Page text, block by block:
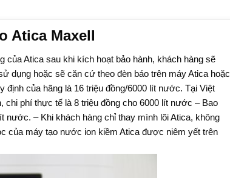
Atica Maxell
của Atica sau khi kích hoạt bảo hành, khách hàng sẽ
dụng hoặc sẽ căn cứ theo đèn báo trên máy Atica hoặc
định của hãng là 16 triệu đồng/6000 lít nước. Tại Việt
chi phí thực tế là 8 triệu đồng cho 6000 lít nước – Bao
nước. – Khi khách hàng chỉ thay mình lõi Atica, không
của máy tạo nước ion kiềm Atica được niêm yết trên